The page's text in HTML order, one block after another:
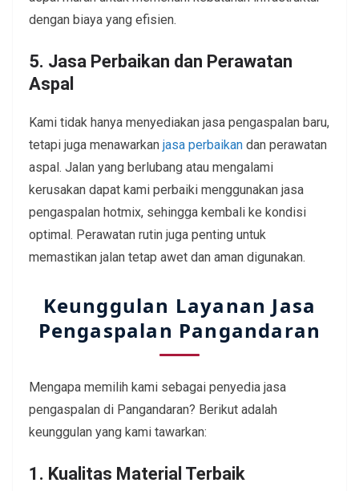
dengan biaya yang efisien.
5. Jasa Perbaikan dan Perawatan
Aspal
Kami tidak hanya menyediakan jasa pengaspalan baru,
tetapi juga menawarkan jasa perbaikan dan perawatan
aspal. Jalan yang berlubang atau mengalami
kerusakan dapat kami perbaiki menggunakan jasa
pengaspalan hotmix, sehingga kembali ke kondisi
optimal. Perawatan rutin juga penting untuk
memastikan jalan tetap awet dan aman digunakan.
Keunggulan Layanan Jasa
Pengaspalan Pangandaran
Mengapa memilih kami sebagai penyedia jasa
pengaspalan di Pangandaran? Berikut adalah
keunggulan yang kami tawarkan:
1. Kualitas Material Terbaik